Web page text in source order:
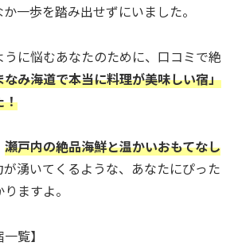
一歩を踏み出せずにいました。
に悩むあなたのために、口コミで絶
なみ海道で本当に料理が美味しい宿」
！
瀬戸内の絶品海鮮と温かいおもてなし
湧いてくるような、あなたにぴった
ますよ。
覧】